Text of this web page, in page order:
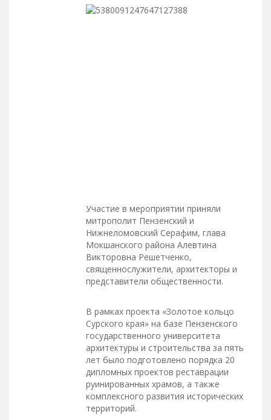
Участие в мероприятии приняли
митрополит Пензенский и
Нижнеломовский Серафим, глава
Мокшанского района Алевтина
Викторовна Решетченко,
священнослужители, архитекторы и
представители общественности.
В рамках проекта «Золотое кольцо
Сурского края» на базе Пензенского
государственного университета
архитектуры и строительства за пять
лет было подготовлено порядка 20
дипломных проектов реставрации
руинированных храмов, а также
комплексного развития исторических
территорий.